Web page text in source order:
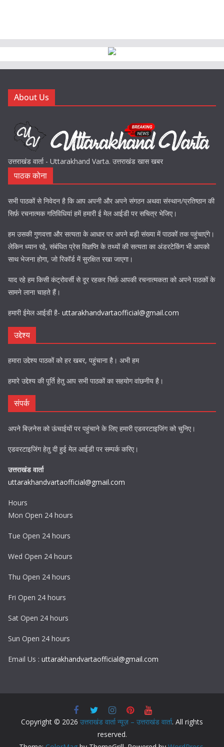
About Us
उत्तराखंड वार्ता - Uttarakhand Varta. उत्तराखंड खास खबर
पाठक कोना
सभी पाठकों से निवेदन है कि आप अपनी और अपने संगठन अथवा संस्थान/प्रतिष्ठान की
सिर्फ़ रचनात्मक गतिविधियां हमें हमारी ई मेल आईडी पर सचित्र भेजिए।
हम उसकी गुणवत्ता और सत्यता के आधार पर अपने बड़ी संख्या में पाठकों तक पहुंचाएंगे।
लेकिन ध्यान रहे, संबंधित प्रेस विज्ञप्ति के तथ्यों की सत्यता का अंडरटेकिंग भी आपको
साथ भेजना होगा, जो रिकॉर्ड में सुरक्षित रखा जाएगा।
याद रहे हम किसी कंट्रोवर्सी से दूर रहकर सिर्फ़ आपकी रचनात्मकता को अपने पाठकों के
सामने लाना चाहते हैं।
हमारी ईमेल आईडी है- uttarakhandvartaofficial@gmail.com
उद्देश्य
हमारा उद्देश्य पाठकों को हर खबर, पहुंचाना है। अभी हम
हमारे उद्देश्य की पूर्ति हेतु आप सभी पाठकों का सहयोग वांछनीय है।
संपर्क
अपने बिज़नेस को ऊंचाईयों पर पहुंचाने के लिए हमारी एडवरटाइजिंग को चुनिए।
एडवरटाइजिंग हेतु दी हुई मेल आईडी पर सम्पर्क करिए।
उत्तराखंड वार्ता
uttarakhandvartaofficial@gmail.com
Hours
Mon Open 24 hours
Tue Open 24 hours
Wed Open 24 hours
Thu Open 24 hours
Fri Open 24 hours
Sat Open 24 hours
Sun Open 24 hours
Email Us : uttarakhandvartaofficial@gmail.com
Copyright © 2026 उत्तराखंड वार्ता न्यूज़ – उत्तराखंड वार्ता. All rights
reserved.